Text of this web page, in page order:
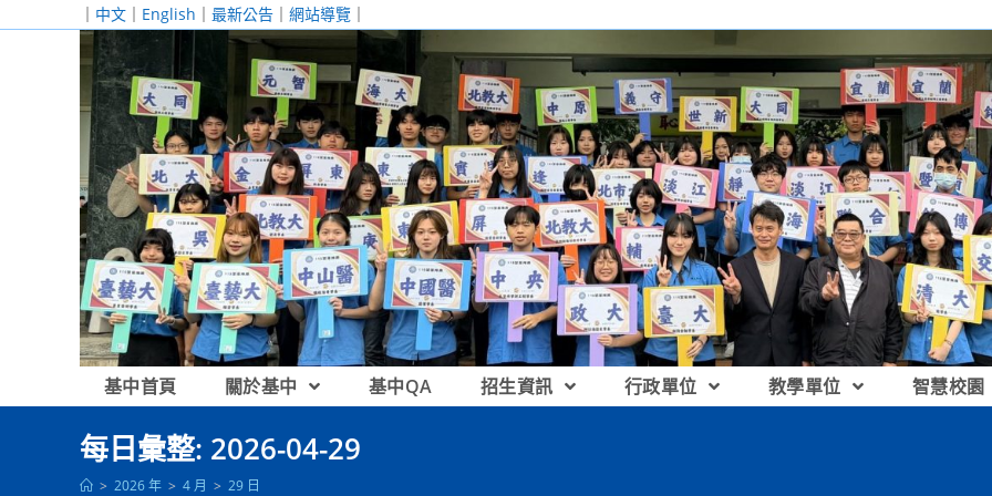
｜ 中文 ｜ English ｜ 最新公告 ｜ 網站導覽 ｜
基中首頁 關於基中 基中QA 招生資訊 行政單位 教學單位 智慧校園
每日彙整: 2026-04-29
> 2026 年 > 4 月 > 29 日